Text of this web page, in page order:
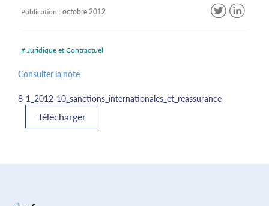
Publication : octobre 2012
# Juridique et Contractuel
Consulter la note
8-1_2012-10_sanctions_internationales_et_reassurance
Télécharger